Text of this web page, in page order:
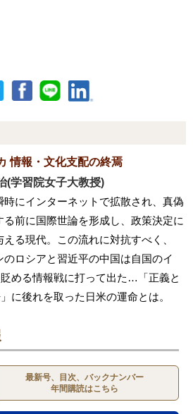
情報・文化支配の終焉
(学習院女子大教授)
時にインターネットで拡散され、真偽
る前に国際世論を形成し、政策決定に
える現代。この流れに対抗すべく、
のロシアと習近平の中国は自国のイ
める情報戦に打って出た…「正義と
に後れを取った日米の運命とは。
最新号、目次、バックナンバー
年間購読はこちら